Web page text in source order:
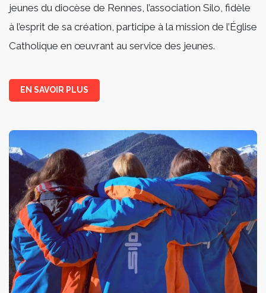
jeunes du diocèse de Rennes, l’association Silo, fidèle
à l’esprit de sa création, participe à la mission de l’Église
Catholique en œuvrant au service des jeunes.
EN SAVOIR PLUS